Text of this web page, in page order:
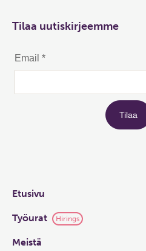
Links
Etusivu
Työurat Hirings
Meistä
Tilaa uutiskirjeemme